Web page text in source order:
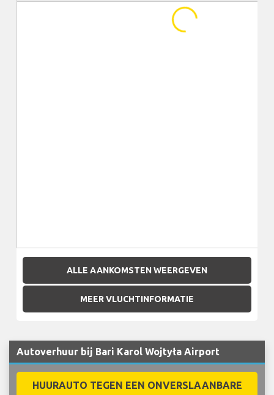
...
ALLE AANKOMSTEN WEERGEVEN
MEER VLUCHTINFORMATIE
Autoverhuur bij Bari Karol Wojtyła Airport
HUURAUTO TEGEN EEN ONVERSLAANBARE